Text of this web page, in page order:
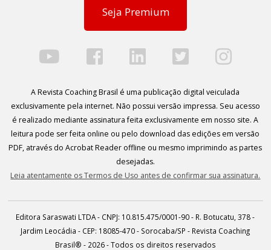
Seja Premium
A Revista Coaching Brasil é uma publicação digital veiculada
exclusivamente pela internet. Não possui versão impressa. Seu acesso
é realizado mediante assinatura feita exclusivamente em nosso site. A
leitura pode ser feita online ou pelo download das edições em versão
PDF, através do Acrobat Reader offline ou mesmo imprimindo as partes
desejadas.
Leia atentamente os Termos de Uso antes de confirmar sua assinatura.
Editora Saraswati LTDA - CNPJ: 10.815.475/0001-90 - R. Botucatu, 378 -
Jardim Leocádia - CEP: 18085-470 - Sorocaba/SP - Revista Coaching
Brasil® - 2026 - Todos os direitos reservados